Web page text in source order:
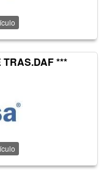
TRAS.DAF ***